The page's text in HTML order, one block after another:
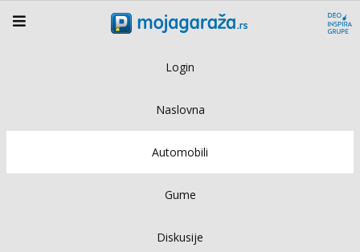
Login
Naslovna
Automobili
Gume
Diskusije